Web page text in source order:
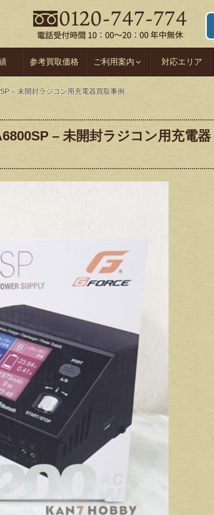
参考買取価格 ご利用案内 対応エリア
– 未開封ラジコン用充電器買取事例
– 未開封ラジコン用充電器